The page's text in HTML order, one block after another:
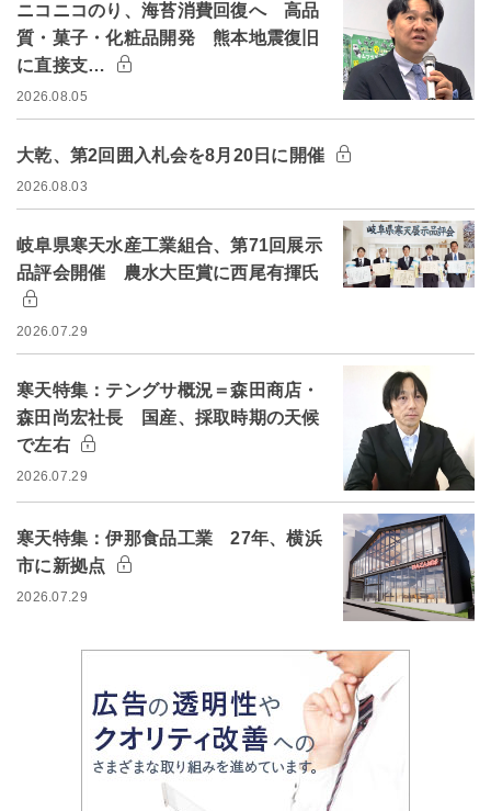
ニコニコのり、海苔消費回復へ 高品
質・菓子・化粧品開発 熊本地震復旧
に直接支…
2026.08.05
大乾、第2回囲入札会を8月20日に開催
2026.08.03
岐阜県寒天水産工業組合、第71回展示
品評会開催 農水大臣賞に西尾有揮氏
2026.07.29
寒天特集：テングサ概況＝森田商店・
森田尚宏社長 国産、採取時期の天候
で左右
2026.07.29
寒天特集：伊那食品工業 27年、横浜
市に新拠点
2026.07.29